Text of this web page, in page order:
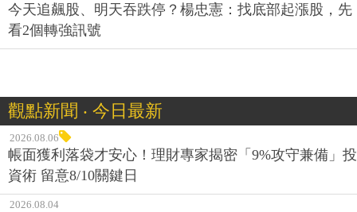
今天追飆股、明天吞跌停？楊忠憲：找底部起漲股，先
看2個轉強訊號
觀點新聞 ‧ 今日最新
2026.08.06
帳面獲利落袋才安心！理財專家揭密「9%攻守兼備」投
資術 留意8/10關鍵日
2026.08.04